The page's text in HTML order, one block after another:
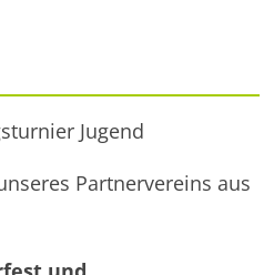
Jugend
Partnervereins aus